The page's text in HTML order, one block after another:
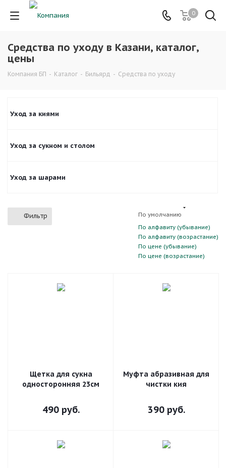
0
Средства по уходу в Казани, каталог,
цены
Компания БП - Каталог - Бильярд - Средства по уходу
Уход за киями
Уход за сукном и столом
Уход за шарами
Фильтр
По умолчанию
По алфавиту (убывание)
По алфавиту (возрастание)
По цене (убывание)
По цене (возрастание)
Щетка для сукна
односторонняя 23см
490руб.
Муфта абразивная для
чистки кия
390руб.